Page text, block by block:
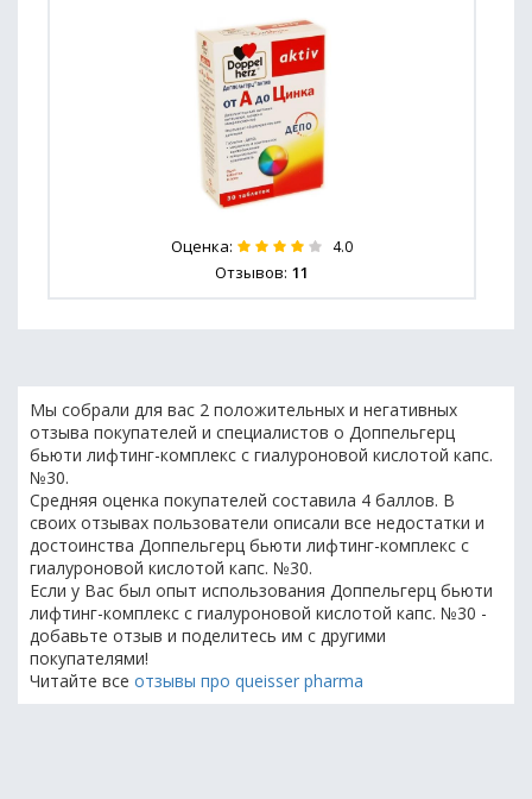
Оценка: 4.0
Отзывов: 11
Мы собрали для вас 2 положительных и негативных
отзыва покупателей и специалистов о Доппельгерц
бьюти лифтинг-комплекс с гиалуроновой кислотой капс.
№30.
Средняя оценка покупателей составила 4 баллов. В
своих отзывах пользователи описали все недостатки и
достоинства Доппельгерц бьюти лифтинг-комплекс с
гиалуроновой кислотой капс. №30.
Если у Вас был опыт использования Доппельгерц бьюти
лифтинг-комплекс с гиалуроновой кислотой капс. №30 -
добавьте отзыв и поделитесь им с другими
покупателями!
Читайте все отзывы про queisser pharma